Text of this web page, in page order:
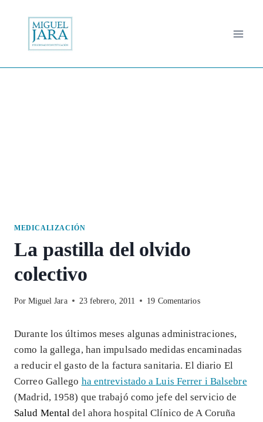
contenido
MEDICALIZACIÓN
La pastilla del olvido
colectivo
Por Miguel Jara 23 febrero, 2011 19 Comentarios
Durante los últimos meses algunas administraciones,
como la gallega, han impulsado medidas encaminadas
a reducir el gasto de la factura sanitaria. El diario El
Correo Gallego ha entrevistado aLuis Ferrer i Balsebre
(Madrid, 1958) que trabajó como jefe del servicio de
Salud Mentaldel ahora hospital Clínico de A Coruña